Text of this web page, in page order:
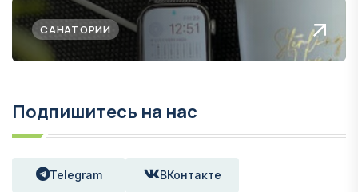
САНАТОРИИ
Подпишитесь на нас
Telegram ВКонтакте